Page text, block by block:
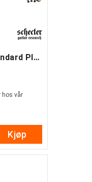
Schecter Synyster Standard Plus
hos vår
Kjøp